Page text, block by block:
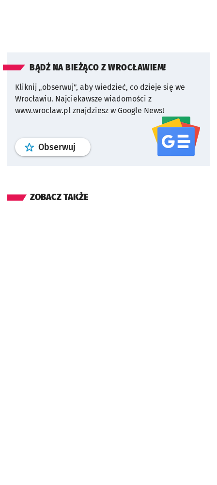
BĄDŹ NA BIEŻĄCO Z WROCŁAWIEM!
Kliknij „obserwuj”, aby wiedzieć, co dzieje się we
Wrocławiu. Najciekawsze wiadomości z
www.wroclaw.pl znajdziesz w Google News!
Obserwuj profil serwisu
ZOBACZ TAKŻE